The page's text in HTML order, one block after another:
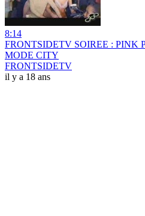
8:14
FRONTSIDETV SOIREE : PINK
MODE CITY
FRONTSIDETV
il y a 18 ans